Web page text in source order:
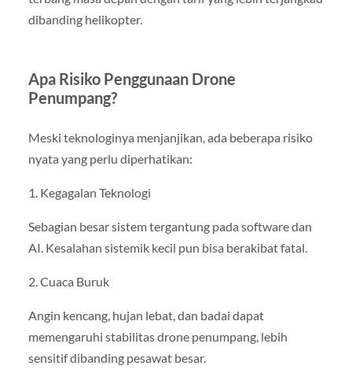
dibanding helikopter.
Apa Risiko Penggunaan Drone
Penumpang?
Meski teknologinya menjanjikan, ada beberapa risiko
nyata yang perlu diperhatikan:
1. Kegagalan Teknologi
Sebagian besar sistem tergantung pada software dan
AI. Kesalahan sistemik kecil pun bisa berakibat fatal.
2. Cuaca Buruk
Angin kencang, hujan lebat, dan badai dapat
memengaruhi stabilitas drone penumpang, lebih
sensitif dibanding pesawat besar.